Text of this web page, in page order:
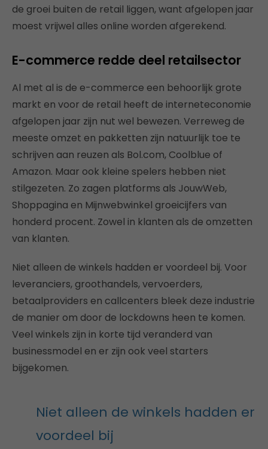
de groei buiten de retail liggen, want afgelopen jaar
moest vrijwel alles online worden afgerekend.
E-commerce redde deel retailsector
Al met al is de e-commerce een behoorlijk grote
markt en voor de retail heeft de interneteconomie
afgelopen jaar zijn nut wel bewezen. Verreweg de
meeste omzet en pakketten zijn natuurlijk toe te
schrijven aan reuzen als Bol.com, Coolblue of
Amazon. Maar ook kleine spelers hebben niet
stilgezeten. Zo zagen platforms als JouwWeb,
Shoppagina en Mijnwebwinkel groeicijfers van
honderd procent. Zowel in klanten als de omzetten
van klanten.
Niet alleen de winkels hadden er voordeel bij. Voor
leveranciers, groothandels, vervoerders,
betaalproviders en callcenters bleek deze industrie
de manier om door de lockdowns heen te komen.
Veel winkels zijn in korte tijd veranderd van
businessmodel en er zijn ook veel starters
bijgekomen.
Niet alleen de winkels hadden er
voordeel bij